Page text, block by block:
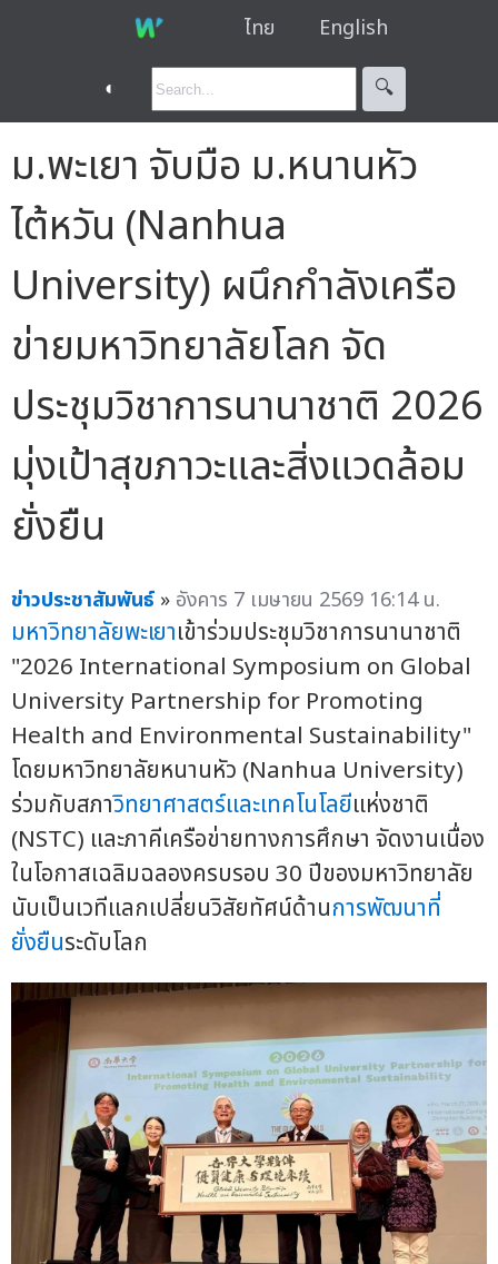
ไทย English
◐ 🔍︎
ม.พะเยา จับมือ ม.หนานหัว
ไต้หวัน (Nanhua
University) ผนึกกำลังเครือ
ข่ายมหาวิทยาลัยโลก จัด
ประชุมวิชาการนานาชาติ 2026
มุ่งเป้าสุขภาวะและสิ่งแวดล้อม
ยั่งยืน
ข่าวประชาสัมพันธ์ » อังคาร 7 เมษายน 2569 16:14 น.
มหาวิทยาลัยพะเยาเข้าร่วมประชุมวิชาการนานาชาติ
"2026 International Symposium on Global
University Partnership for Promoting
Health and Environmental Sustainability"
โดยมหาวิทยาลัยหนานหัว (Nanhua University)
ร่วมกับสภาวิทยาศาสตร์และเทคโนโลยีแห่งชาติ
(NSTC) และภาคีเครือข่ายทางการศึกษา จัดงานเนื่อง
ในโอกาสเฉลิมฉลองครบรอบ 30 ปีของมหาวิทยาลัย
นับเป็นเวทีแลกเปลี่ยนวิสัยทัศน์ด้านการพัฒนาที่
ยั่งยืนระดับโลก